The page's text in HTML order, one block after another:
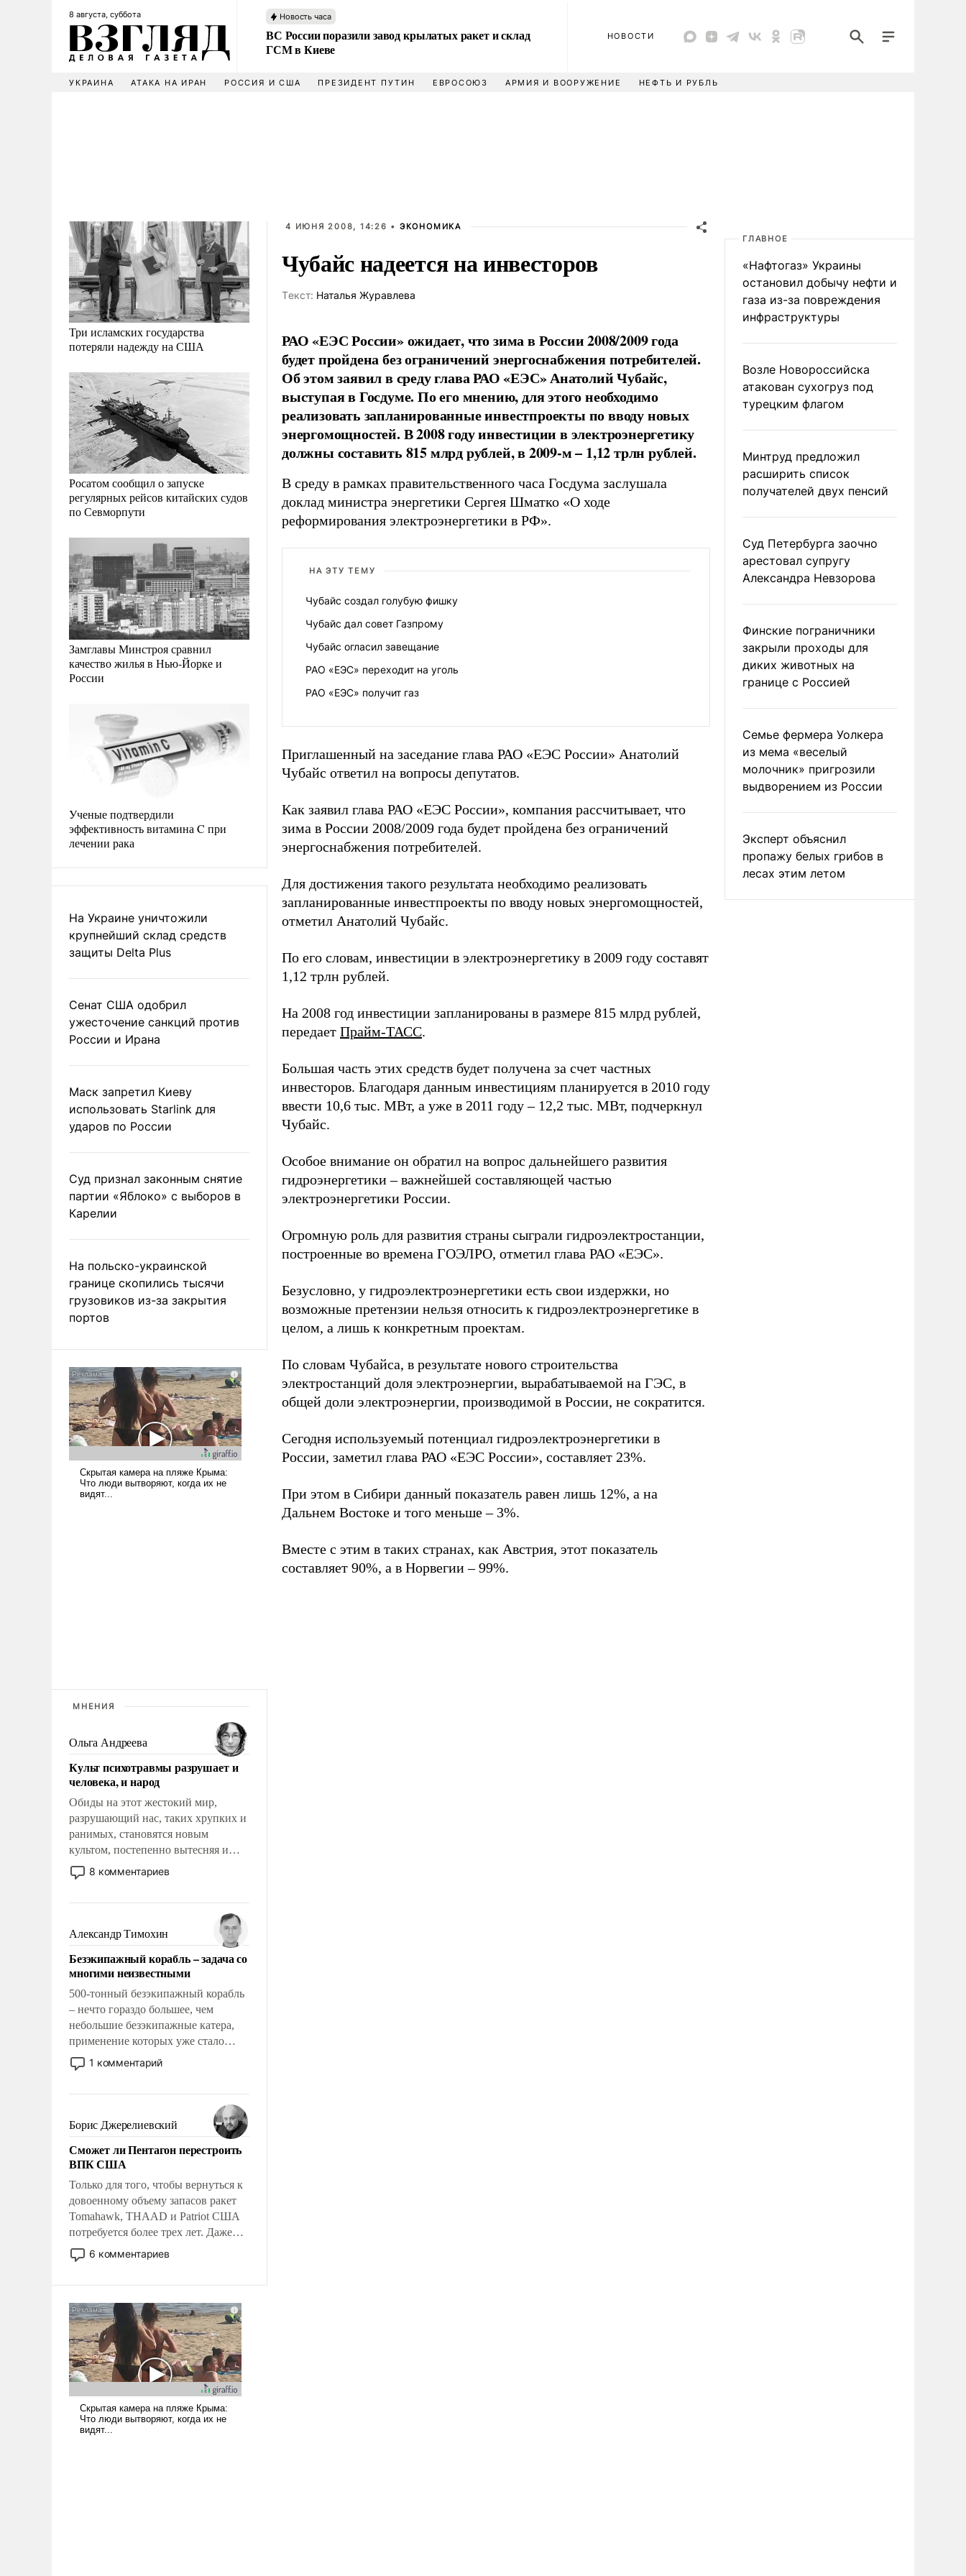
8 августа, суббота Новость часа
ВС России поразили завод крылатых ракет и склад
ГСМ в Киеве
НОВОСТИ
УКРАИНА АТАКА НА ИРАН РОССИЯ И США ПРЕЗИДЕНТ ПУТИН ЕВРОСОЮЗ АРМИЯ И ВООРУЖЕНИЕ НЕФТЬ И РУБЛЬ
Три исламских государства
потеряли надежду на США
Росатом сообщил о запуске
регулярных рейсов китайских судов
по Севморпути
Замглавы Минстроя сравнил
качество жилья в Нью-Йорке и
России
Ученые подтвердили
эффективность витамина C при
лечении рака
На Украине уничтожили
крупнейший склад средств
защиты Delta Plus
Сенат США одобрил
ужесточение санкций против
России и Ирана
Маск запретил Киеву
использовать Starlink для
ударов по России
Суд признал законным снятие
партии «Яблоко» с выборов в
Карелии
На польско-украинской
границе скопились тысячи
грузовиков из-за закрытия
портов
МНЕНИЯ
Ольга Андреева
Культ психотравмы разрушает и
человека, и народ
Обиды на этот жестокий мир,
разрушающий нас, таких хрупких и
ранимых, становятся новым
культом, постепенно вытесняя и
отменяя традиционное требование к
человеку – быть мужественным и
на себя ответственность, помогать
слабым, идти вперед и
адаптироваться.
8 комментариев
Александр Тимохин
Безэкипажный корабль – задача со
многими неизвестными
500-тонный безэкипажный корабль
– нечто гораздо большее, чем
небольшие безэкипажные катера,
применение которых уже стало
обыденностью. Задача по созданию
такого корабля очень сложна и
реализация радикально поднимет
наши боевые возможности.
1 комментарий
Борис Джерелиевский
Сможет ли Пентагон перестроить
ВПК США
Только для того, чтобы вернуться к
довоенному объему запасов ракет
Tomahawk, THAAD и Patriot США
потребуется более трех лет. Даже
небольшая война с Ираном
опустошила американские
уязвимости США, например, перед
Китаем.
6 комментариев
4 ИЮНЯ 2008, 14:26 • ЭКОНОМИКА
Чубайс надеется на инвесторов
Tекст: Наталья Журавлева
РАО «ЕЭС России» ожидает, что зима в России 2008/2009 года
будет пройдена без ограничений энергоснабжения потребителей.
Об этом заявил в среду глава РАО «ЕЭС» Анатолий Чубайс,
выступая в Госдуме. По его мнению, для этого необходимо
реализовать запланированные инвестпроекты по вводу новых
энергомощностей. В 2008 году инвестиции в электроэнергетику
должны составить 815 млрд рублей, в 2009-м – 1,12 трлн рублей.
В среду в рамках правительственного часа Госдума заслушала
доклад министра энергетики Сергея Шматко «О ходе
реформирования электроэнергетики в РФ».
НА ЭТУ ТЕМУ
Чубайс создал голубую фишку
Чубайс дал совет Газпрому
Чубайс огласил завещание
РАО «ЕЭС» переходит на уголь
РАО «ЕЭС» получит газ
Приглашенный на заседание глава РАО «ЕЭС России» Анатолий
Чубайс ответил на вопросы депутатов.
Как заявил глава РАО «ЕЭС России», компания рассчитывает, что
зима в России 2008/2009 года будет пройдена без ограничений
энергоснабжения потребителей.
Для достижения такого результата необходимо реализовать
запланированные инвестпроекты по вводу новых энергомощностей,
отметил Анатолий Чубайс.
По его словам, инвестиции в электроэнергетику в 2009 году составят
1,12 трлн рублей.
На 2008 год инвестиции запланированы в размере 815 млрд рублей,
передает Прайм-ТАСС.
Большая часть этих средств будет получена за счет частных
инвесторов. Благодаря данным инвестициям планируется в 2010 году
ввести 10,6 тыс. МВт, а уже в 2011 году – 12,2 тыс. МВт, подчеркнул
Чубайс.
Особое внимание он обратил на вопрос дальнейшего развития
гидроэнергетики – важнейшей составляющей частью
электроэнергетики России.
Огромную роль для развития страны сыграли гидроэлектростанции,
построенные во времена ГОЭЛРО, отметил глава РАО «ЕЭС».
Безусловно, у гидроэлектроэнергетики есть свои издержки, но
возможные претензии нельзя относить к гидроэлектроэнергетике в
целом, а лишь к конкретным проектам.
По словам Чубайса, в результате нового строительства
электростанций доля электроэнергии, вырабатываемой на ГЭС, в
общей доли электроэнергии, производимой в России, не сократится.
Сегодня используемый потенциал гидроэлектроэнергетики в
России, заметил глава РАО «ЕЭС России», составляет 23%.
При этом в Сибири данный показатель равен лишь 12%, а на
Дальнем Востоке и того меньше – 3%.
Вместе с этим в таких странах, как Австрия, этот показатель
составляет 90%, а в Норвегии – 99%.
ГЛАВНОЕ
«Нафтогаз» Украины
остановил добычу нефти и
газа из-за повреждения
инфраструктуры
Возле Новороссийска
атакован сухогруз под
турецким флагом
Минтруд предложил
расширить список
получателей двух пенсий
Суд Петербурга заочно
арестовал супругу
Александра Невзорова
Финские пограничники
закрыли проходы для
диких животных на
границе с Россией
Семье фермера Уолкера
из мема «веселый
молочник» пригрозили
выдворением из России
Эксперт объяснил
пропажу белых грибов в
лесах этим летом